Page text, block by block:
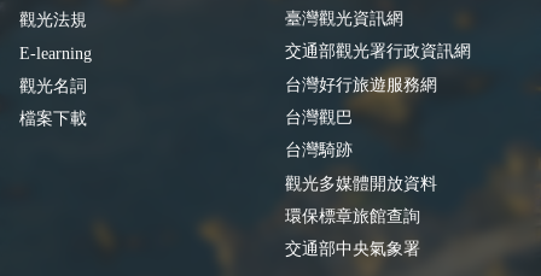
觀光法規
E-learning
觀光名詞
檔案下載
臺灣觀光資訊網
交通部觀光署行政資訊網
台灣好行旅遊服務網
台灣觀巴
台灣騎跡
觀光多媒體開放資料
環保標章旅館查詢
交通部中央氣象署